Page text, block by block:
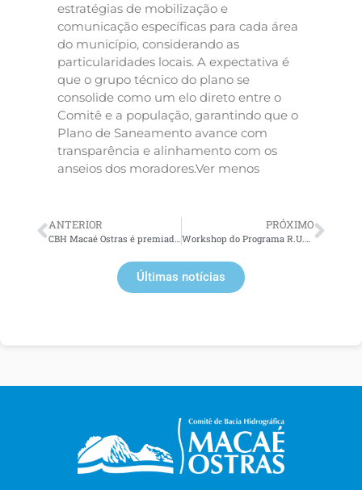
estratégias de mobilização e
comunicação específicas para cada área
do município, considerando as
particularidades locais. A expectativa é
que o grupo técnico do plano se
consolide como um elo direto entre o
Comitê e a população, garantindo que o
Plano de Saneamento avance com
transparência e alinhamento com os
anseios dos moradores.Ver menos
ANTERIOR
CBH Macaé Ostras é premiado no Desafio ODS, uma iniciativa da ONU e do Governo do Estado
PRÓXIMO
Workshop do Programa R.U.A. capacitará sobre o uso consciente da água na Região Hidrográfica
Últimas notícias